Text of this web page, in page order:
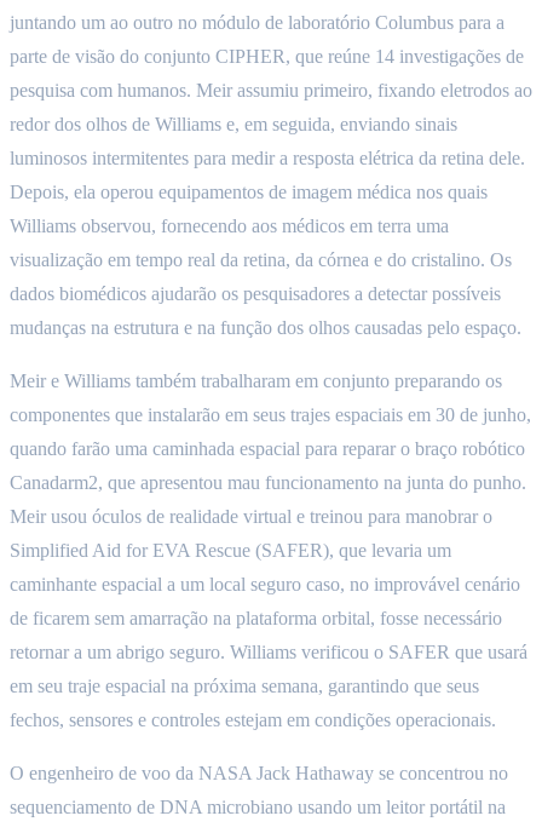
juntando um ao outro no módulo de laboratório Columbus para a
parte de visão do conjunto CIPHER, que reúne 14 investigações de
pesquisa com humanos. Meir assumiu primeiro, fixando eletrodos ao
redor dos olhos de Williams e, em seguida, enviando sinais
luminosos intermitentes para medir a resposta elétrica da retina dele.
Depois, ela operou equipamentos de imagem médica nos quais
Williams observou, fornecendo aos médicos em terra uma
visualização em tempo real da retina, da córnea e do cristalino. Os
dados biomédicos ajudarão os pesquisadores a detectar possíveis
mudanças na estrutura e na função dos olhos causadas pelo espaço.
Meir e Williams também trabalharam em conjunto preparando os
componentes que instalarão em seus trajes espaciais em 30 de junho,
quando farão uma caminhada espacial para reparar o braço robótico
Canadarm2, que apresentou mau funcionamento na junta do punho.
Meir usou óculos de realidade virtual e treinou para manobrar o
Simplified Aid for EVA Rescue (SAFER), que levaria um
caminhante espacial a um local seguro caso, no improvável cenário
de ficarem sem amarração na plataforma orbital, fosse necessário
retornar a um abrigo seguro. Williams verificou o SAFER que usará
em seu traje espacial na próxima semana, garantindo que seus
fechos, sensores e controles estejam em condições operacionais.
O engenheiro de voo da NASA Jack Hathaway se concentrou no
sequenciamento de DNA microbiano usando um leitor portátil na